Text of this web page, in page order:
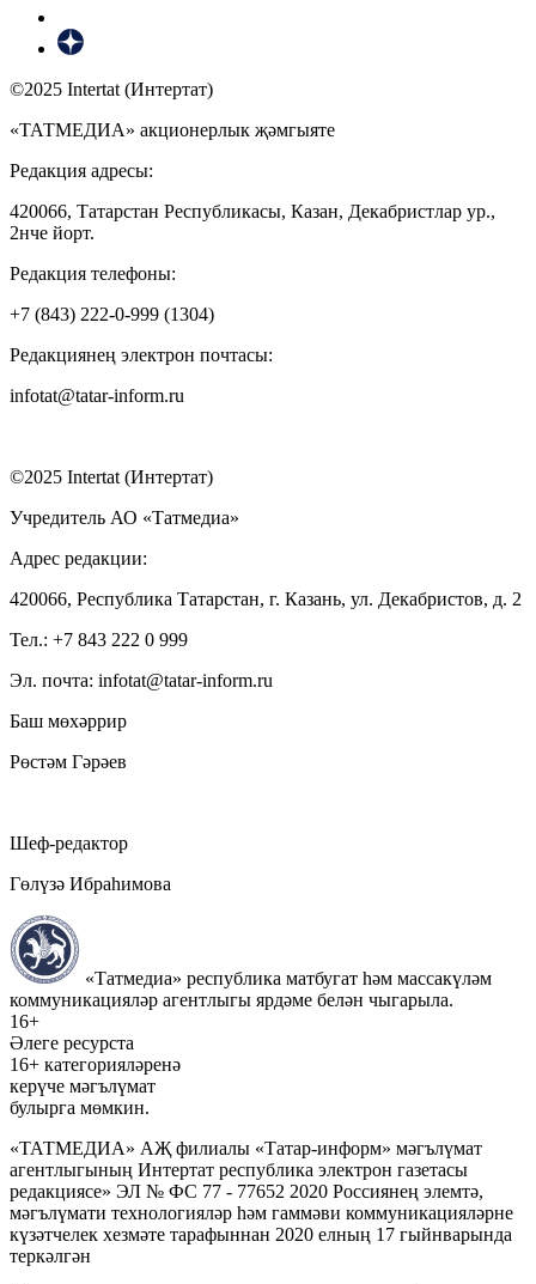
©2025 Intertat (Интертат)
«ТАТМЕДИА» акционерлык җәмгыяте
Редакция адресы:
420066, Татарстан Республикасы, Казан, Декабристлар ур.,
2нче йорт.
Редакция телефоны:
+7 (843) 222-0-999 (1304)
Редакциянең электрон почтасы:
infotat@tatar-inform.ru
©2025 Intertat (Интертат)
Учредитель АО «Татмедиа»
Адрес редакции:
420066, Республика Татарстан, г. Казань, ул. Декабристов, д. 2
Тел.: +7 843 222 0 999
Эл. почта: infotat@tatar-inform.ru
Баш мөхәррир
Рөстәм Гәрәев
Шеф-редактор
Гөлүзә Ибраһимова
«Татмедиа» республика матбугат һәм массакүләм
коммуникацияләр агентлыгы ярдәме белән чыгарыла.
16+
Әлеге ресурста
16+ категорияләренә
керүче мәгълүмат
булырга мөмкин.
«ТАТМЕДИА» АҖ филиалы «Татар-информ» мәгълүмат
агентлыгының Интертат республика электрон газетасы
редакциясе» ЭЛ № ФС 77 - 77652 2020 Россиянең элемтә,
мәгълүмати технологияләр һәм гаммәви коммуникацияләрне
күзәтчелек хезмәте тарафыннан 2020 елның 17 гыйнварында
теркәлгән